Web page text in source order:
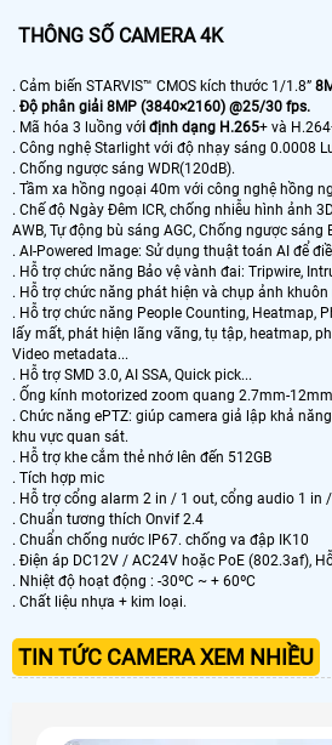
THÔNG SỐ CAMERA 4K
. Cảm biến STARVIS™ CMOS kích thước 1/1.8”
. Độ phân giải 8MP (3840×2160) @25/30 fps.
. Mã hóa 3 luồng với định dạng H.265+ và
. Công nghệ Starlight với độ nhạy sáng 0.0008
. Chống ngược sáng WDR(120dB).
. Tầm xa hồng ngoại 40m với công nghệ hồng
. Chế độ Ngày Đêm ICR, chống nhiễu hình ảnh
AWB, Tự động bù sáng AGC, Chống ngược sáng
. AI-Powered Image: Sử dụng thuật toán AI để
. Hỗ trợ chức năng Bảo vệ vành đai: Tripwire,
. Hỗ trợ chức năng phát hiện và chụp ảnh
. Hỗ trợ chức năng People Counting, Heatmap,
lấy mất, phát hiện lãng vãng, tụ tập, heatmap,
Video metadata...
. Hỗ trợ SMD 3.0, AI SSA, Quick pick...
. Ống kính motorized zoom quang 2.7mm-
. Chức năng ePTZ: giúp camera giả lập khả
khu vực quan sát.
. Hỗ trợ khe cắm thẻ nhớ lên đến 512GB
. Tích hợp mic
. Hỗ trợ cổng alarm 2 in / 1 out, cổng audio 1 in
. Chuẩn tương thích Onvif 2.4
. Chuẩn chống nước IP67. chống va đập IK10
. Điện áp DC12V / AC24V hoặc PoE (802.3af),
. Nhiệt độ hoạt động : -30ºC ~ + 60ºC
. Chất liệu nhựa + kim loại.
TIN TỨC CAMERA XEM NHIỀU